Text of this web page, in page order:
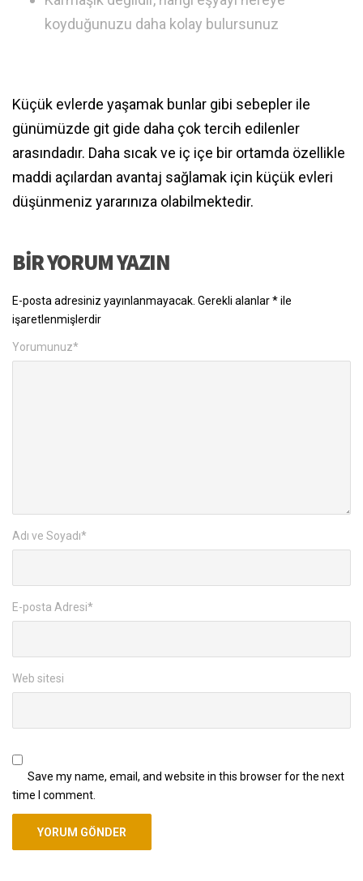
koyduğunuzu daha kolay bulursunuz
Küçük evlerde yaşamak bunlar gibi sebepler ile
günümüzde git gide daha çok tercih edilenler
arasındadır. Daha sıcak ve iç içe bir ortamda özellikle
maddi açılardan avantaj sağlamak için küçük evleri
düşünmeniz yararınıza olabilmektedir.
BIR YORUM YAZIN
E-posta adresiniz yayınlanmayacak. Gerekli alanlar*ile
işaretlenmişlerdir
Yorumunuz*
Adı ve Soyadı*
E-posta Adresi*
Web sitesi
Save my name, email, and website in this browser for the next
time I comment.